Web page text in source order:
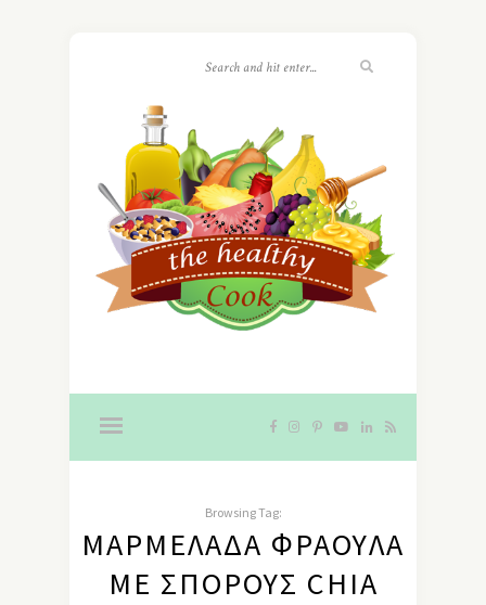
Browsing Tag:
ΜΑΡΜΕΛΆΔΑ ΦΡΆΟΥΛΑ
ΜΕ ΣΠΌΡΟΥΣ CHIA